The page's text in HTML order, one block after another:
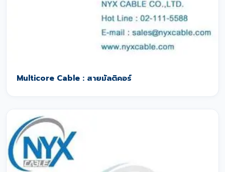
Multicore Cable : สายมัลติคอร์